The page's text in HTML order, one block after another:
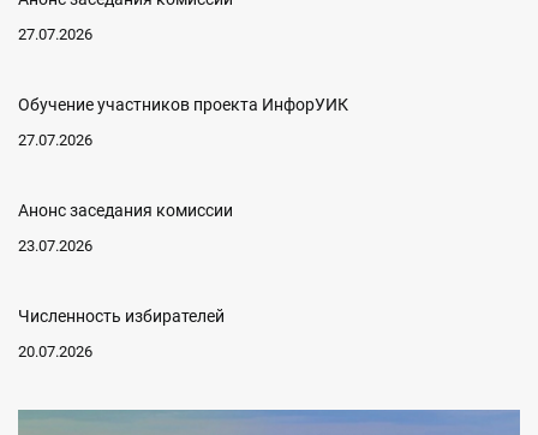
27.07.2026
Обучение участников проекта ИнфорУИК
27.07.2026
Анонс заседания комиссии
23.07.2026
Численность избирателей
20.07.2026